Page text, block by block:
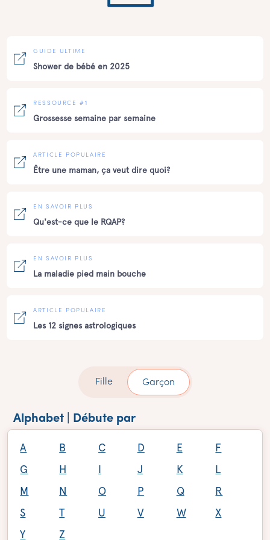
GUIDE ULTIME
Shower de bébé en 2025
RESSOURCE #1
Grossesse semaine par semaine
ARTICLE POPULAIRE
Être une maman, ça veut dire quoi?
EN SAVOIR PLUS
Qu'est-ce que le RQAP?
EN SAVOIR PLUS
La maladie pied main bouche
ARTICLE POPULAIRE
Les 12 signes astrologiques
Fille Garçon
Alphabet | Débute par
A B C D E
F
G
H I J K
L
M
N O P Q
R
S
T U V W
X
Y
Z